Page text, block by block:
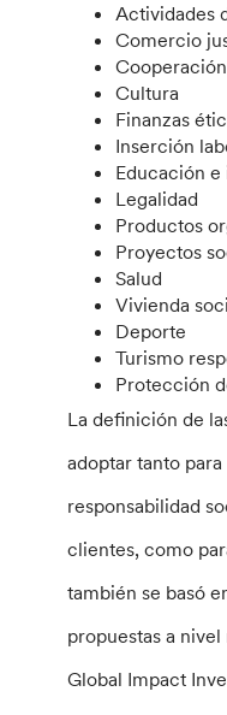
Actividades
Comercio
Cultura
Finanzas
Inserción
Educación
Legalidad
Productos
Proyectos
Salud
Vivienda
Deporte
Turismo
Protección
La definición de
adoptar tanto
responsabilidad
clientes, como
también se basó
propuestas a
Global Impact